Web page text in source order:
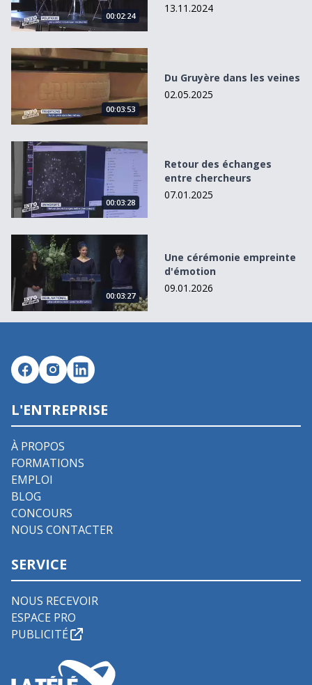
00:02:24
13.11.2024
Du Gruyère dans les veines
00:03:53
Du Gruyère dans les veines
02.05.2025
Retour des échanges entre chercheurs
00:03:28
Retour des échanges
entre chercheurs
07.01.2025
Une cérémonie empreinte d&#039;émotion
00:03:27
Une cérémonie empreinte
d'émotion
09.01.2026
L'ENTREPRISE
À PROPOS
FORMATIONS
EMPLOI
BLOG
CONCOURS
NOUS CONTACTER
SERVICE
NOUS RECEVOIR
ESPACE PRO
PUBLICITÉ